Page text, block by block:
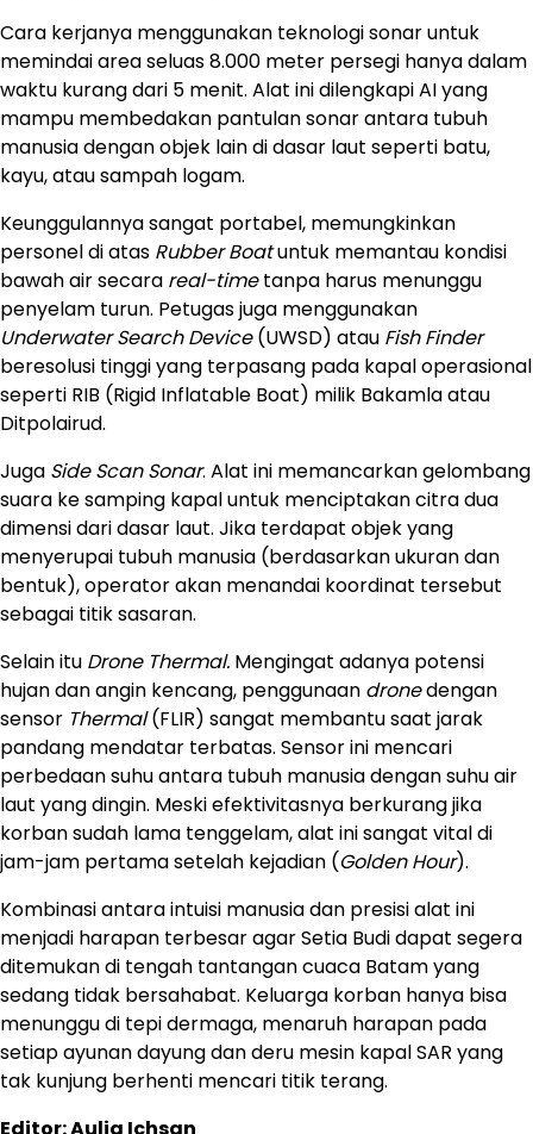
Cara kerjanya menggunakan teknologi sonar untuk
memindai area seluas 8.000 meter persegi hanya dalam
waktu kurang dari 5 menit. Alat ini dilengkapi AI yang
mampu membedakan pantulan sonar antara tubuh
manusia dengan objek lain di dasar laut seperti batu,
kayu, atau sampah logam.
Keunggulannya sangat portabel, memungkinkan
personel di atas Rubber Boatuntuk memantau kondisi
bawah air secara real-timetanpa harus menunggu
penyelam turun. Petugas juga menggunakan
Underwater Search Device(UWSD) atau Fish Finder
beresolusi tinggi yang terpasang pada kapal operasional
seperti RIB (Rigid Inflatable Boat) milik Bakamla atau
Ditpolairud.
Juga Side Scan Sonar. Alat ini memancarkan gelombang
suara ke samping kapal untuk menciptakan citra dua
dimensi dari dasar laut. Jika terdapat objek yang
menyerupai tubuh manusia (berdasarkan ukuran dan
bentuk), operator akan menandai koordinat tersebut
sebagai titik sasaran.
Selain itu Drone Thermal. Mengingat adanya potensi
hujan dan angin kencang, penggunaan dronedengan
sensor Thermal(FLIR) sangat membantu saat jarak
pandang mendatar terbatas. Sensor ini mencari
perbedaan suhu antara tubuh manusia dengan suhu air
laut yang dingin. Meski efektivitasnya berkurang jika
korban sudah lama tenggelam, alat ini sangat vital di
jam-jam pertama setelah kejadian (Golden Hour).
Kombinasi antara intuisi manusia dan presisi alat ini
menjadi harapan terbesar agar Setia Budi dapat segera
ditemukan di tengah tantangan cuaca Batam yang
sedang tidak bersahabat. Keluarga korban hanya bisa
menunggu di tepi dermaga, menaruh harapan pada
setiap ayunan dayung dan deru mesin kapal SAR yang
tak kunjung berhenti mencari titik terang.
Editor: Aulia Ichsan